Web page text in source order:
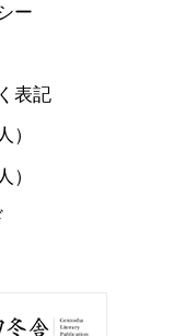
ー
表記
）
）